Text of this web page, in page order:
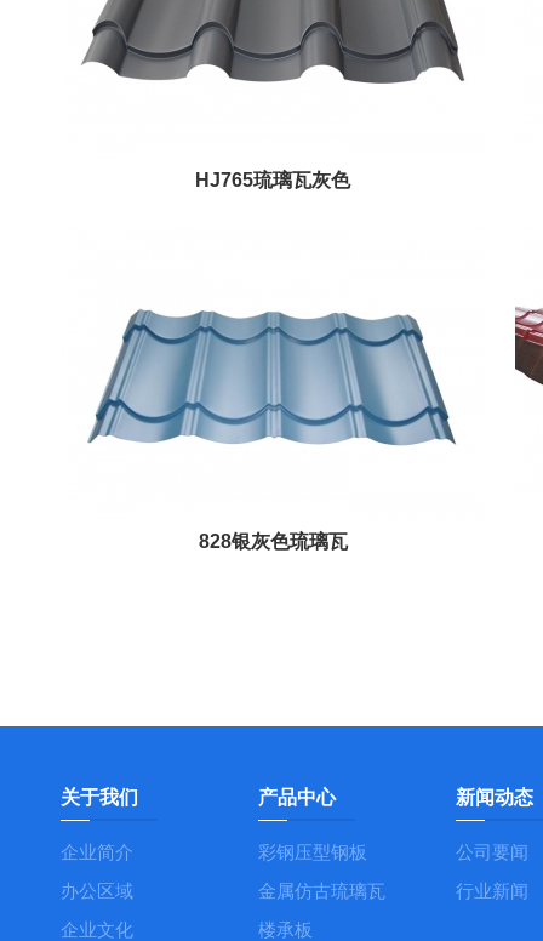
HJ765琉璃瓦灰色
828银灰色琉璃瓦
关于我们
企业简介
办公区域
企业文化
产品中心
彩钢压型钢板
金属仿古琉璃瓦
楼承板
新闻动态
公司要闻
行业新闻